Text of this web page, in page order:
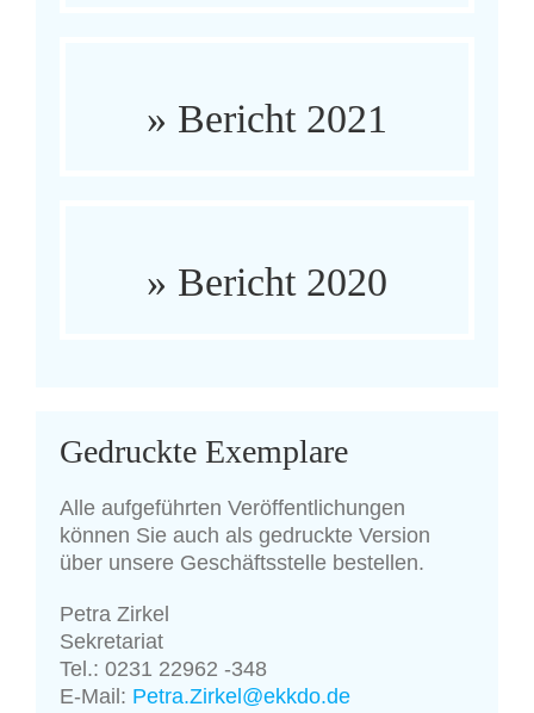
» Bericht 2021
» Bericht 2020
Gedruckte Exemplare
Alle aufgeführten Veröffentlichungen
können Sie auch als gedruckte Version
über unsere Geschäftsstelle bestellen.
Petra Zirkel
Sekretariat
Tel.: 0231 22962 -348
E-Mail: Petra.Zirkel@ekkdo.de